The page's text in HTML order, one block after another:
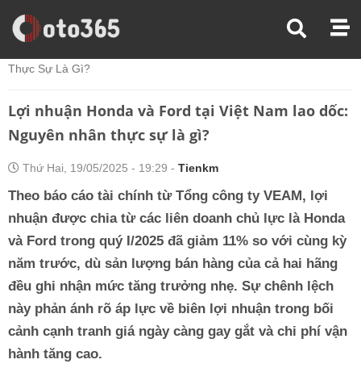
Trang Chủ
Thị Trường Xe
Thực Sự Là Gì?
Lợi nhuận Honda và Ford tại Việt Nam lao dốc:
Nguyên nhân thực sự là gì?
Thứ Hai, 19/05/2025 - 19:29 - Tienkm
Theo báo cáo tài chính từ Tổng công ty VEAM, lợi
nhuận được chia từ các liên doanh chủ lực là Honda
và Ford trong quý I/2025 đã giảm 11% so với cùng kỳ
năm trước, dù sản lượng bán hàng của cả hai hãng
đều ghi nhận mức tăng trưởng nhẹ. Sự chênh lệch
này phản ánh rõ áp lực về biên lợi nhuận trong bối
cảnh cạnh tranh giá ngày càng gay gắt và chi phí vận
hành tăng cao.